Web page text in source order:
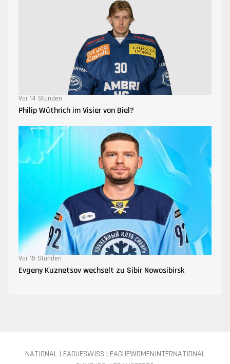
Vor 14 Stunden
Philip Wüthrich im Visier von Biel?
Vor 15 Stunden
Evgeny Kuznetsov wechselt zu Sibir Nowosibirsk
NATIONAL LEAGUESWISS LEAGUEWOMENINTERNATIONAL